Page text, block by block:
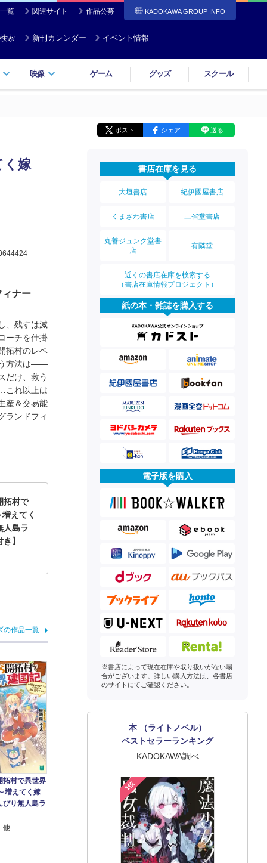
覧 関連サイト 作品公募 KADOKAWA GROUP INFO
索 新刊カレンダー イベント情報
映像 ゲーム グッズ スクール
ポスト シェア 送る
く嫁
ィナー
、残すは滅
ーチを仕掛
拓村のレベ
う方法は――
だけ、救う
これ以上は
産＆交易能
ランドフィ
拓村で
えてく
人島ラ
】
の作品一覧
拓村で異世界
増えてく嫁
びり無人島ラ
書店在庫を見る
大垣書店 紀伊國屋書店
くまざわ書店 三省堂書店
丸善ジュンク堂書
店
有隣堂
近くの書店在庫を検索する
（書店在庫情報プロジェクト）
紙の本・雑誌を購入する
電子版を購入
※書店によって現在在庫や取り扱いがない場
合がございます。詳しい購入方法は、各書店
のサイトにてご確認ください。
本 （ライトノベル）
ベストセラーランキング
KADOKAWA調べ
1位